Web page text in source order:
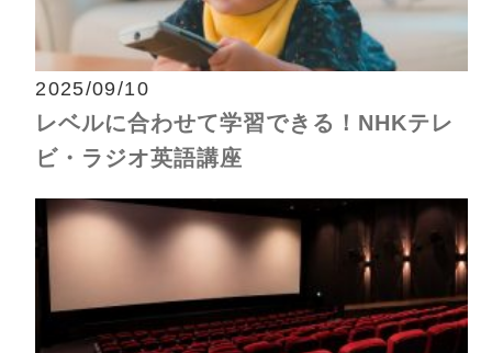
2025/09/10
レベルに合わせて学習できる！NHKテレ
ビ・ラジオ英語講座